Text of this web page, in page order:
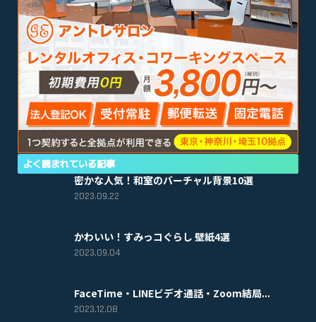
よく読まれている記事
密かな人気！和室のバーチャル背景10選
2023.09.22
かわいい！すみっコぐらし 壁紙4選
2023.09.04
FaceTime・LINEビデオ通話・Zoom結局...
2023.12.08